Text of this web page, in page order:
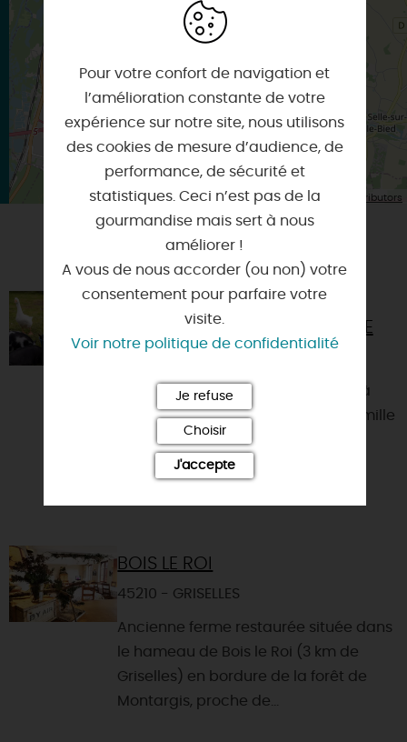
Itinéraire vers
GRISELLES
Leaflet| Map data ©OpenStreetMap contributors
VOUS AIMEREZ AUSSI
LES ACTIVITÉS DES CLÉS DE LA
FERME - FERME PÉDAGOGIQUE
Les Clés de la Ferme vous invitent à
vivre une parenthèse nature en famille
ou en groupe ! Au programme :
découverte des animaux...
BOIS LE ROI
45210 - GRISELLES
Ancienne ferme restaurée située dans
le hameau de Bois le Roi (3 km de
Griselles) en bordure de la forêt de
Montargis, proche de...
Pour votre confort de navigation et
l’amélioration constante de votre
expérience sur notre site, nous utilisons
des cookies de mesure d’audience, de
performance, de sécurité et
statistiques. Ceci n’est pas de la
gourmandise mais sert à nous
améliorer !
A vous de nous accorder (ou non) votre
consentement pour parfaire votre
visite.
Voir notre politique de confidentialité
Je refuse
Choisir
J'accepte